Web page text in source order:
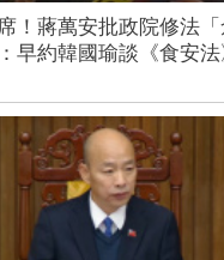
！蔣萬安批政院修法
早約韓國瑜談《食安法